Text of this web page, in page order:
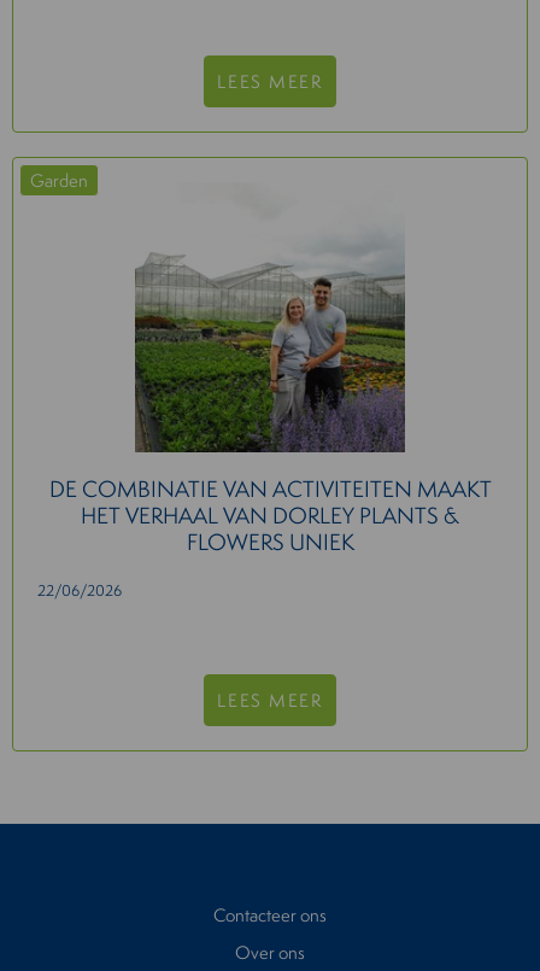
LEES MEER
Garden
DE COMBINATIE VAN ACTIVITEITEN MAAKT
HET VERHAAL VAN DORLEY PLANTS &
FLOWERS UNIEK
22/06/2026
LEES MEER
Contacteer ons
Over ons